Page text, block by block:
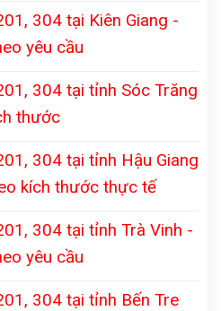
304 tại Kiên Giang -
yêu cầu
304 tại tỉnh Sóc Trăng
thước
304 tại tỉnh Hậu Giang
kích thước thực tế
304 tại tỉnh Trà Vinh -
yêu cầu
304 tại tỉnh Bến Tre